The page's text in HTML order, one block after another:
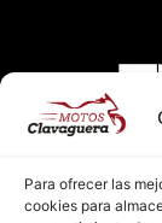
Para ofrecer las
cookies para